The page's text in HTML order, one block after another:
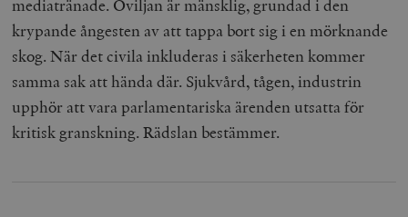
mediatränade. Oviljan är mänsklig, grundad i den
krypande ångesten av att tappa bort sig i en mörknande
skog. När det civila inkluderas i säkerheten kommer
samma sak att hända där. Sjukvård, tågen, industrin
upphör att vara parlamentariska ärenden utsatta för
kritisk granskning. Rädslan bestämmer.